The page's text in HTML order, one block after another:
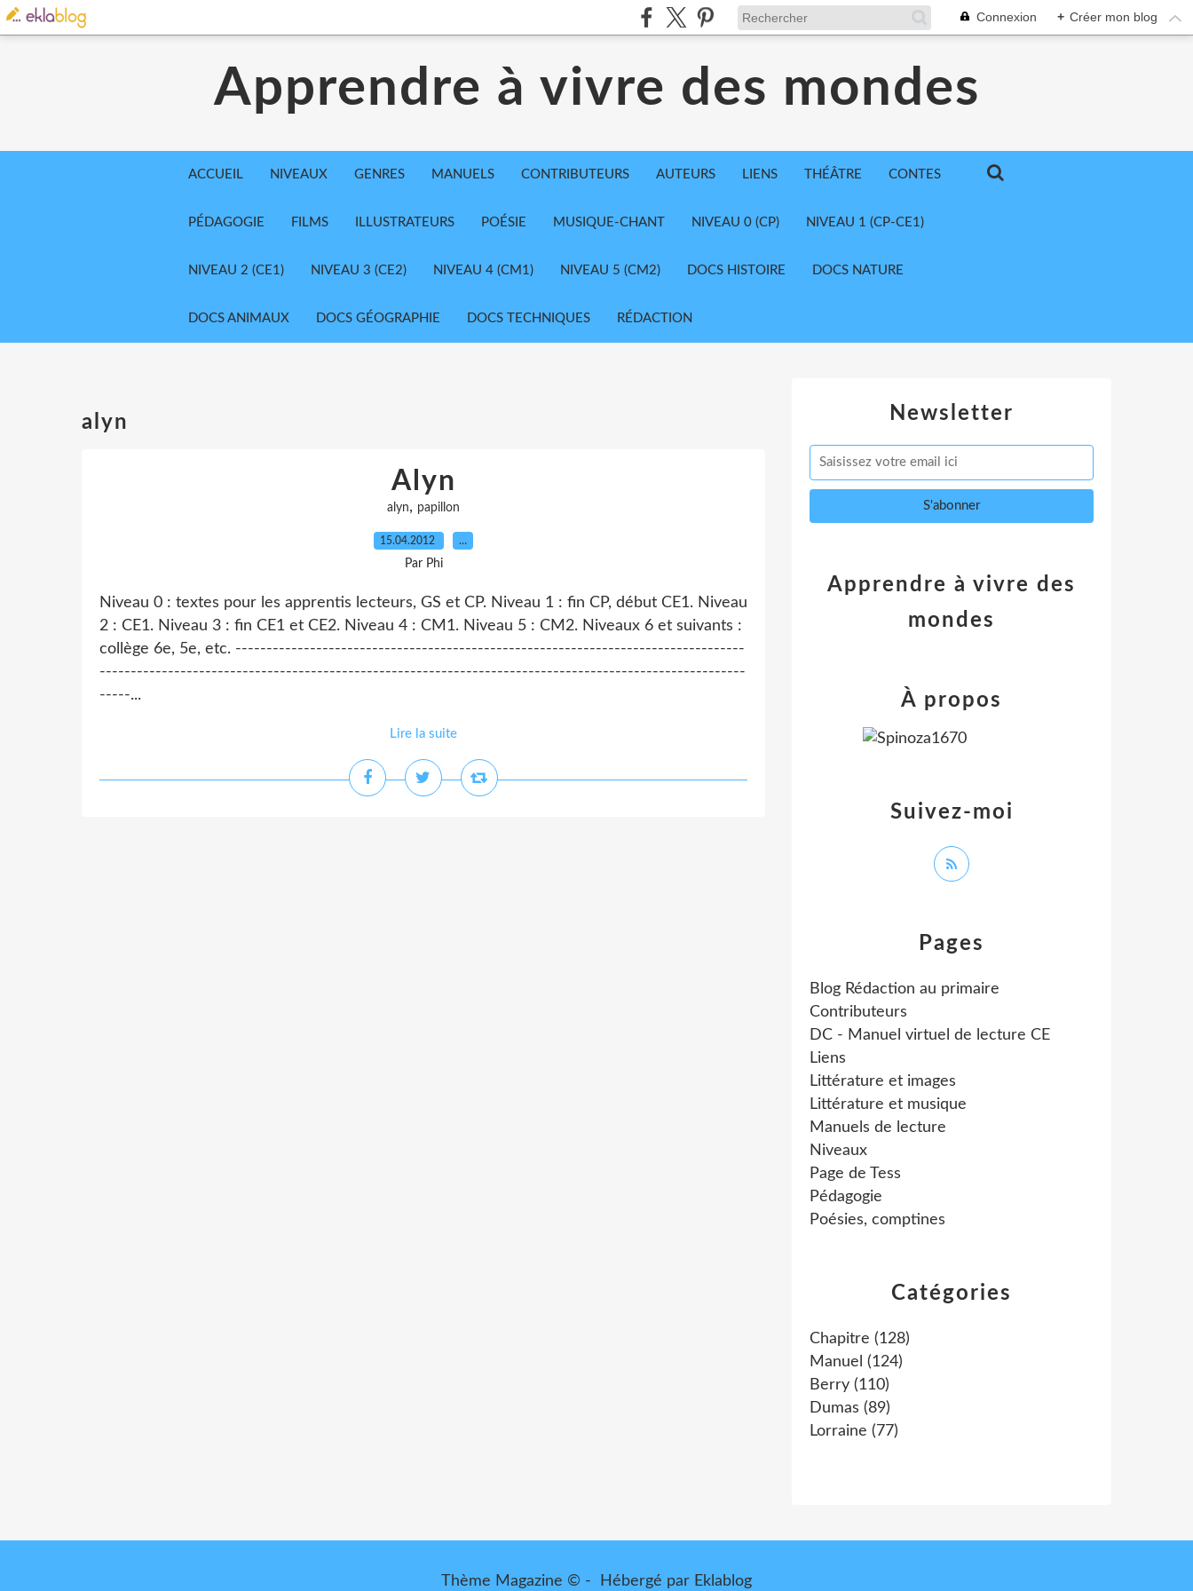
Connexion + Créer mon blog
Apprendre à vivre des mondes
ACCUEIL NIVEAUX GENRES MANUELS CONTRIBUTEURS AUTEURS LIENS THÉÂTRE CONTES
PÉDAGOGIE FILMS ILLUSTRATEURS POÉSIE MUSIQUE-CHANT NIVEAU 0 (CP) NIVEAU 1 (CP-CE1)
NIVEAU 2 (CE1) NIVEAU 3 (CE2) NIVEAU 4 (CM1) NIVEAU 5 (CM2) DOCS HISTOIRE DOCS NATURE
DOCS ANIMAUX DOCS GÉOGRAPHIE DOCS TECHNIQUES RÉDACTION
alyn
Alyn
alyn, papillon
15.04.2012 …
Par Phi
Niveau 0 : textes pour les apprentis lecteurs, GS et CP. Niveau 1 : fin CP, début CE1. Niveau
2 : CE1. Niveau 3 : fin CE1 et CE2. Niveau 4 : CM1. Niveau 5 : CM2. Niveaux 6 et suivants :
collège 6e, 5e, etc. ----------------------------------------------------------------------------------
--------------------------------------------------------------------------------------------------------
-----...
Lire la suite
Newsletter
Catégories
Chapitre (128)
Manuel (124)
Berry (110)
Dumas (89)
Lorraine (77)
Pages
Blog Rédaction au primaire
Contributeurs
DC - Manuel virtuel de lecture CE
Liens
Littérature et images
Littérature et musique
Manuels de lecture
Niveaux
Page de Tess
Pédagogie
Poésies, comptines
Apprendre à vivre des
mondes
Suivez-moi
À propos
Thème Magazine © - Hébergé par Eklablog